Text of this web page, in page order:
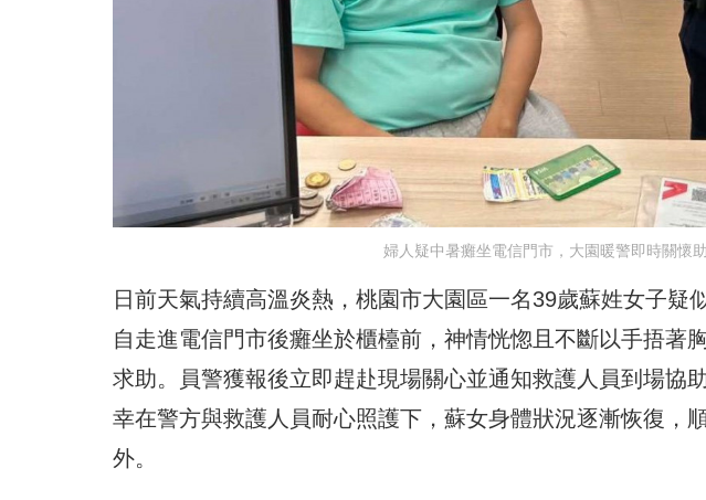
婦人疑中暑癱坐電信門市，大園暖警即時關懷助
日前天氣持續高溫炎熱，桃園市大園區一名39歲蘇姓女子疑
自走進電信門市後癱坐於櫃檯前，神情恍惚且不斷以手捂著
求助。員警獲報後立即趕赴現場關心並通知救護人員到場協
幸在警方與救護人員耐心照護下，蘇女身體狀況逐漸恢復，
外。